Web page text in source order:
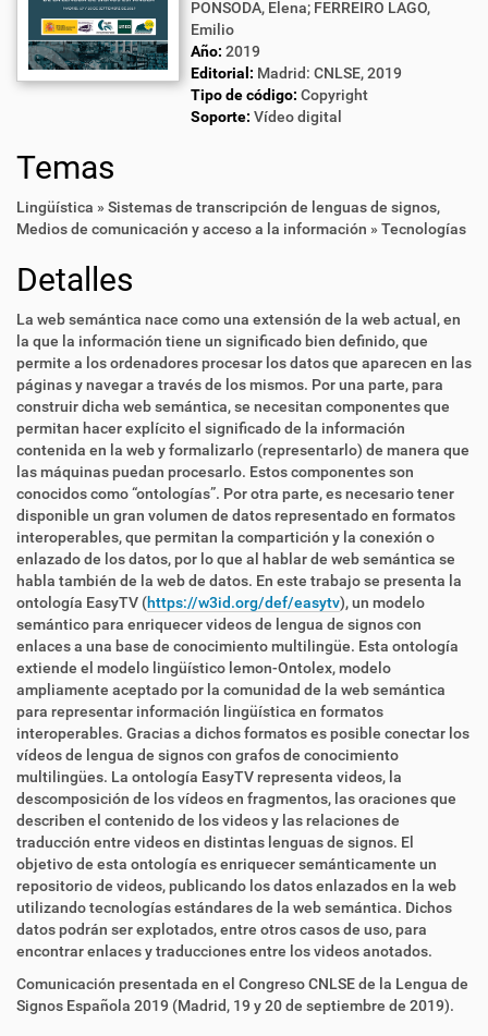
PONSODA, Elena; FERREIRO LAGO,
Emilio
Año: 2019
Editorial: Madrid: CNLSE, 2019
Tipo de código: Copyright
Soporte: Vídeo digital
Temas
Lingüística » Sistemas de transcripción de lenguas de signos,
Medios de comunicación y acceso a la información » Tecnologías
Detalles
La web semántica nace como una extensión de la web actual, en
la que la información tiene un significado bien definido, que
permite a los ordenadores procesar los datos que aparecen en las
páginas y navegar a través de los mismos. Por una parte, para
construir dicha web semántica, se necesitan componentes que
permitan hacer explícito el significado de la información
contenida en la web y formalizarlo (representarlo) de manera que
las máquinas puedan procesarlo. Estos componentes son
conocidos como “ontologías”. Por otra parte, es necesario tener
disponible un gran volumen de datos representado en formatos
interoperables, que permitan la compartición y la conexión o
enlazado de los datos, por lo que al hablar de web semántica se
habla también de la web de datos. En este trabajo se presenta la
ontología EasyTV (https://w3id.org/def/easytv), un modelo
semántico para enriquecer videos de lengua de signos con
enlaces a una base de conocimiento multilingüe. Esta ontología
extiende el modelo lingüístico lemon-Ontolex, modelo
ampliamente aceptado por la comunidad de la web semántica
para representar información lingüística en formatos
interoperables. Gracias a dichos formatos es posible conectar los
vídeos de lengua de signos con grafos de conocimiento
multilingües. La ontología EasyTV representa videos, la
descomposición de los vídeos en fragmentos, las oraciones que
describen el contenido de los videos y las relaciones de
traducción entre videos en distintas lenguas de signos. El
objetivo de esta ontología es enriquecer semánticamente un
repositorio de videos, publicando los datos enlazados en la web
utilizando tecnologías estándares de la web semántica. Dichos
datos podrán ser explotados, entre otros casos de uso, para
encontrar enlaces y traducciones entre los videos anotados.
Comunicación presentada en el Congreso CNLSE de la Lengua de
Signos Española 2019 (Madrid, 19 y 20 de septiembre de 2019).